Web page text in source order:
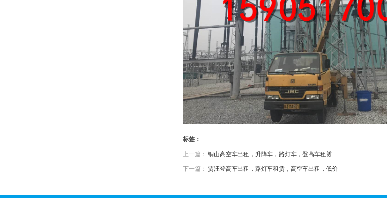
标签：
上一篇： 铜山高空车出租，升降车，路灯车，登高车租赁
下一篇： 贾汪登高车出租，路灯车租赁，高空车出租，低价